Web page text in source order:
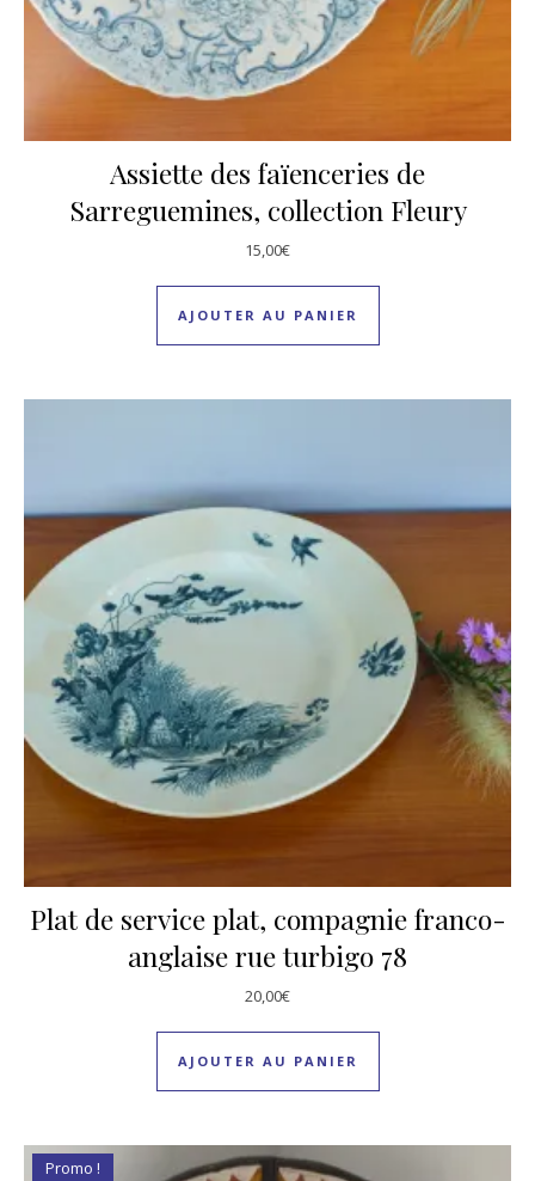
Assiette des faïenceries de
Sarreguemines, collection Fleury
15,00€
AJOUTER AU PANIER
Plat de service plat, compagnie franco-
anglaise rue turbigo 78
20,00€
AJOUTER AU PANIER
Promo !